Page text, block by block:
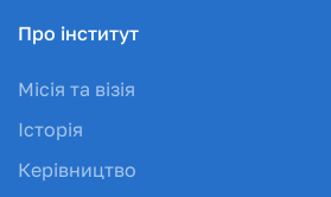
Про інститут
Місія та візія
Історія
Керівництво